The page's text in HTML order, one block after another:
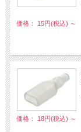
価格： 15円(税込) ～
価格： 18円(税込) ～